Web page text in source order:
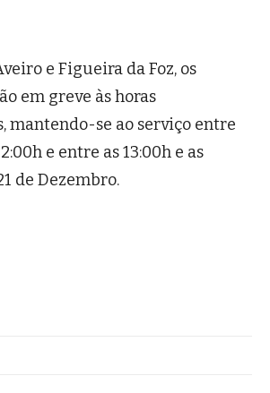
e Figueira da Foz, os
em greve às horas
mantendo-se ao serviço entre
e entre as 13:00h e as
de Dezembro.